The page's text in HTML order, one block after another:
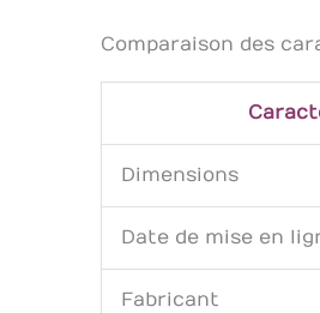
Comparaison des
Dimensions
Date de mise en
Fabricant